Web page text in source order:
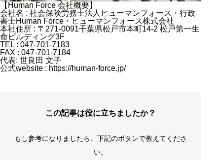
【Human Force 会社概要】
会社名 : 社会保険労務士法人ヒューマンフォース・行政
書士Human Force・ヒューマンフォース株式会社
本社住所 : 〒271-0091千葉県松戸市本町14-2 松戸第一生
命ビルディング3F
TEL : 047-701-7183
FAX : 047-701-7184
代表: 世良田 文子
公式website : https://human-force.jp/
この記事は役に立ちましたか？
もし参考になりましたら、下記のボタンで教えてくださ
い。